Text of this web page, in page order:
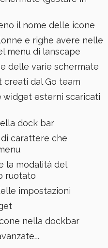
il nome delle icone
e righe avere nelle
menu di lanscape
delle varie schermate
creati dal Go team
widget esterni scaricati
dock bar
carattere che
la modalità del
ruotato
impostazioni
nella dockbar